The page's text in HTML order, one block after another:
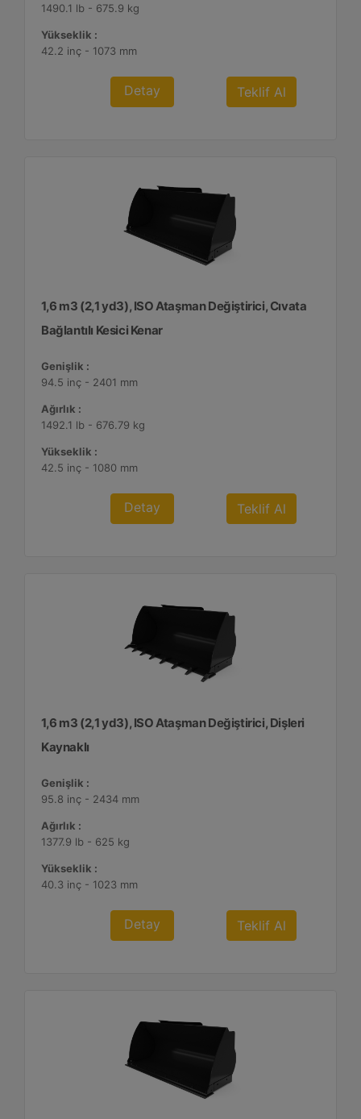
1490.1 lb - 675.9 kg
Yükseklik :
42.2 inç - 1073 mm
Detay Teklif Al
1,6 m3 (2,1 yd3), ISO Ataşman Değiştirici, Cıvata
Bağlantılı Kesici Kenar
Genişlik :
94.5 inç - 2401 mm
Ağırlık :
1492.1 lb - 676.79 kg
Yükseklik :
42.5 inç - 1080 mm
Detay Teklif Al
1,6 m3 (2,1 yd3), ISO Ataşman Değiştirici, Dişleri
Kaynaklı
Genişlik :
95.8 inç - 2434 mm
Ağırlık :
1377.9 lb - 625 kg
Yükseklik :
40.3 inç - 1023 mm
Detay Teklif Al